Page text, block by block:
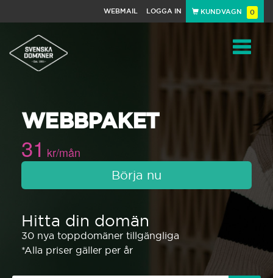
WEBMAIL LOGGA IN KUNDVAGN 0
Toggle
WEBBPAKET
31 kr/mån
Börja nu
Hitta din domän
30 nya toppdomäner tillgängliga
*Alla priser gäller per år